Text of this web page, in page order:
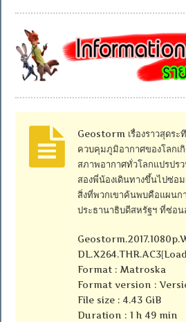
Geostorm เรื่องราวสุดระ
ควบคุมภูมิอากาศของโลกเ
สภาพอากาศทั่วโลกแปรปร
สองพี่น้องเดินทางขึ้นไปซ่อ
สิ่งที่พวกเขาค้นพบคือแผนก
ประธานาธิบดีสหรัฐฯ ที่ซ่อน
Format : Matroska
Format version :
File size : 4.43 GiB
Duration : 1 h 49 min